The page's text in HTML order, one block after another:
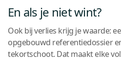
En als je niet wint?
Ook bij verlies krijg je waarde:
opgebouwd referentiedossier
tekortschoot. Dat maakt elke